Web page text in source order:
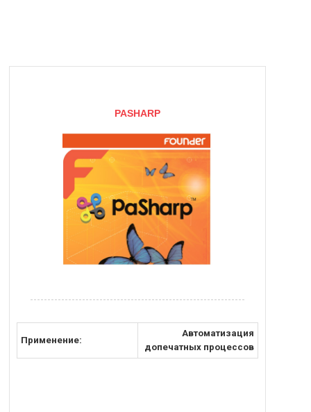
PASHARP
Применение:
Автоматизация
допечатных процессов